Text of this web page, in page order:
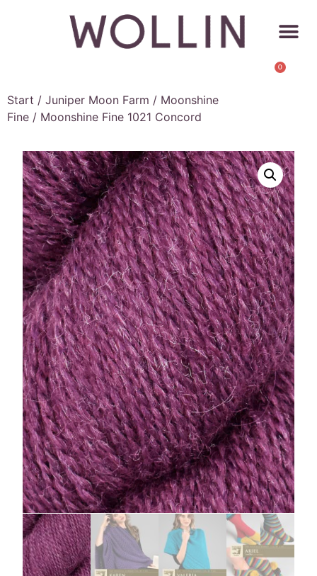
0
Start / Juniper Moon Farm / Moonshine
Fine / Moonshine Fine 1021 Concord